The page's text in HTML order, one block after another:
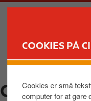
COOKIES PÅ
Cookies er små
computer for at gøre
v
M
a
CIRCLE K